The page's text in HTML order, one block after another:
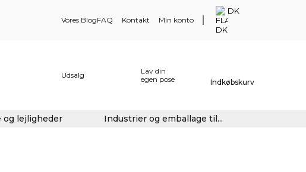
Vores BlogFAQ Kontakt Min konto
DK
Udsalg
Lav din
egen pose
Indkøbskurv
og lejligheder Industrier og emballage til...